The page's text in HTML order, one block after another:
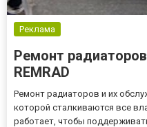
Реклама
Ремонт
REMRAD
Ремонт радиаторов и их
которой сталкиваются все
работает, чтобы